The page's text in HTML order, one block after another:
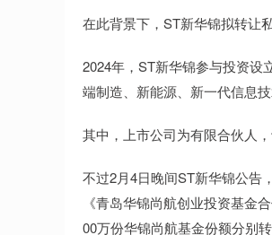
在此背景下，ST新华锦拟转让
2024年，ST新华锦参与投资设
端制造、新能源、新一代信息技
其中，上市公司为有限合伙人
不过2月4日晚间ST新华锦公告
《青岛华锦尚航创业投资基金
00万份华锦尚航基金份额分别